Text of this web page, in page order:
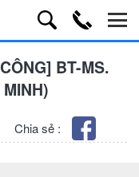
BT-MS.
Chia sẻ :